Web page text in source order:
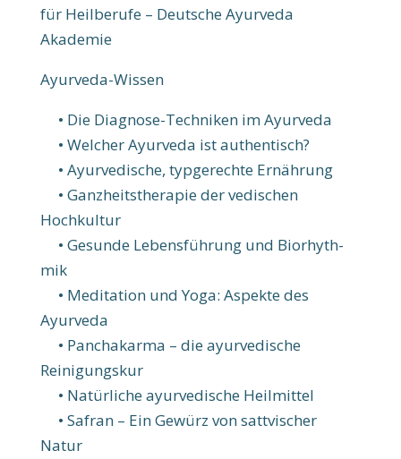
für Heilberufe – Deutsche Ayurveda
Akademie
Ayurveda-Wissen
• Die Diagnose-Tech­nik­en im Ayur­veda
• Welcher Ayur­veda ist authen­tisch?
• Ayurvedische, typ­­­gerechte Ernährung
• Ganzheitstherapie der vedischen
Hochkultur
• Ge­sun­de Le­bens­führ­ung und Bio­rhyth­
mik
• Meditation und Yoga: Aspekte des
Ayurveda
• Panchakarma – die ayur­vedi­sche
Reinigungskur
• Natür­liche ayur­vedi­sche Heil­mittel
• Safran – Ein Gewürz von sattvischer
Natur